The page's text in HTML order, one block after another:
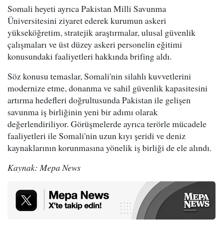
Somali heyeti ayrıca Pakistan Milli Savunma
Üniversitesini ziyaret ederek kurumun askeri
yükseköğretim, stratejik araştırmalar, ulusal güvenlik
çalışmaları ve üst düzey askeri personelin eğitimi
konusundaki faaliyetleri hakkında brifing aldı.
Söz konusu temaslar, Somali'nin silahlı kuvvetlerini
modernize etme, donanma ve sahil güvenlik kapasitesini
artırma hedefleri doğrultusunda Pakistan ile gelişen
savunma iş birliğinin yeni bir adımı olarak
değerlendiriliyor. Görüşmelerde ayrıca terörle mücadele
faaliyetleri ile Somali'nin uzun kıyı şeridi ve deniz
kaynaklarının korunmasına yönelik iş birliği de ele alındı.
Kaynak: Mepa News